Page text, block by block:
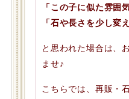
「この子に似た雰囲
「石や長さを少し変
と思われた場合は、
ませ♪
こちらでは、再販・